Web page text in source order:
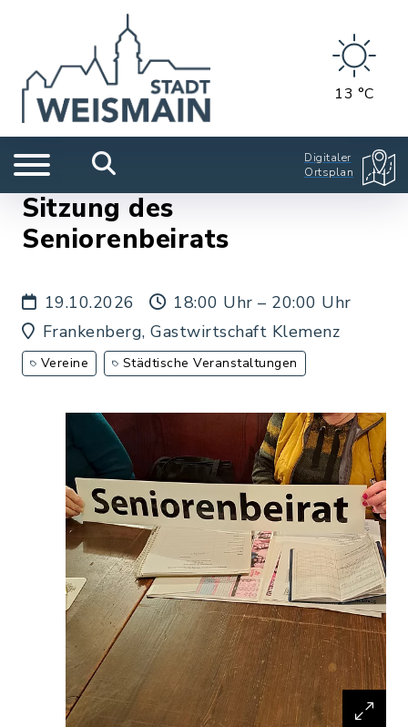
13 °C
Digitaler
Ortsplan
Sitzung des
Seniorenbeirats
19.10.2026
18:00 Uhr – 20:00 Uhr
Frankenberg, Gastwirtschaft Klemenz
Vereine Städtische Veranstaltungen